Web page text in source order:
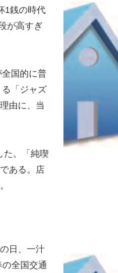
1銭の時代
が高すぎ
国的に普
「ジャズ
由に、当
た。「純喫
ある。店
日、一汁
全国交通